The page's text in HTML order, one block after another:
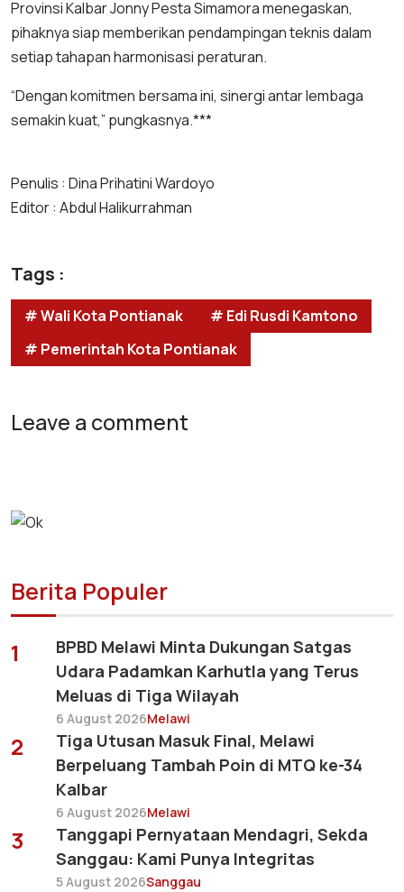
Provinsi Kalbar Jonny Pesta Simamora menegaskan,
pihaknya siap memberikan pendampingan teknis dalam
setiap tahapan harmonisasi peraturan.
“Dengan komitmen bersama ini, sinergi antar lembaga
semakin kuat,” pungkasnya.***
Penulis : Dina Prihatini Wardoyo
Editor : Abdul Halikurrahman
Tags :
# Wali Kota Pontianak
# Edi Rusdi Kamtono
# Pemerintah Kota Pontianak
Leave a comment
Berita Populer
1
BPBD Melawi Minta Dukungan Satgas
Udara Padamkan Karhutla yang Terus
Meluas di Tiga Wilayah
6 August 2026Melawi
2
Tiga Utusan Masuk Final, Melawi
Berpeluang Tambah Poin di MTQ ke-34
Kalbar
6 August 2026Melawi
3
Tanggapi Pernyataan Mendagri, Sekda
Sanggau: Kami Punya Integritas
5 August 2026Sanggau